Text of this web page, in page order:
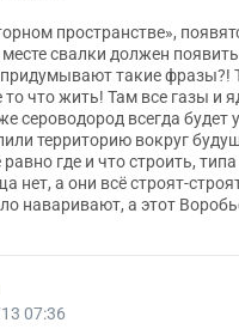
пространстве»,
свалки должен
такие
что жить! Там все газы и
сероводород всегда будет
территорию вокруг
где и что строить,
нет, а они всё строят-
наваривают, а этот
07:36